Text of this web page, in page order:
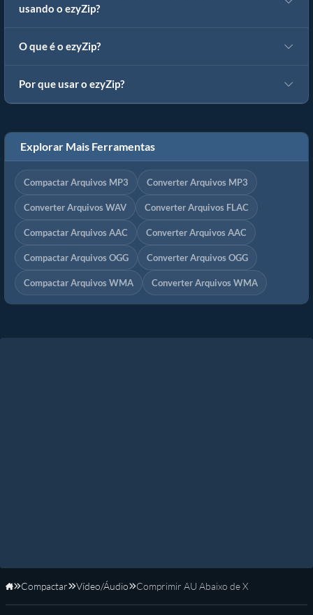
usando o ezyZip?
O que é o ezyZip?
Por que usar o ezyZip?
Explorar Mais Ferramentas
Compactar Arquivos MP3 Converter Arquivos MP3
Converter Arquivos WAV Converter Arquivos FLAC
Compactar Arquivos AAC Converter Arquivos AAC
Compactar Arquivos OGG Converter Arquivos OGG
Compactar Arquivos WMA Converter Arquivos WMA
Início
Compactar Vídeo/Áudio Comprimir AU Abaixo de X